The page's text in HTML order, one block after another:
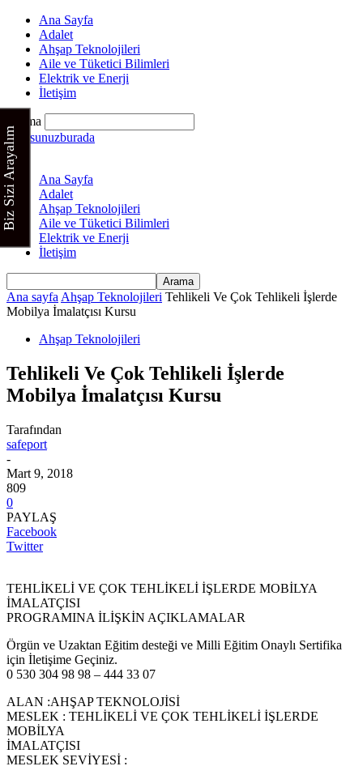
Ana Sayfa
Adalet
Ahşap Teknolojileri
Aile ve Tüketici Bilimleri
Elektrik ve Enerji
İletişim
Arama
Kursunuzburada
Ana Sayfa
Adalet
Ahşap Teknolojileri
Aile ve Tüketici Bilimleri
Elektrik ve Enerji
İletişim
Ana sayfa Ahşap Teknolojileri Tehlikeli Ve Çok Tehlikeli İşlerde
Mobilya İmalatçısı Kursu
Ahşap Teknolojileri
Tehlikeli Ve Çok Tehlikeli İşlerde
Mobilya İmalatçısı Kursu
Tarafından
safeport
-
Mart 9, 2018
809
0
PAYLAŞ
Facebook
Twitter
TEHLİKELİ VE ÇOK TEHLİKELİ İŞLERDE MOBİLYA
İMALATÇISI
PROGRAMINA İLİŞKİN AÇIKLAMALAR
Örgün ve Uzaktan Eğitim desteği ve Milli Eğitim Onaylı Sertifika
için İletişime Geçiniz.
0 530 304 98 98 – 444 33 07
ALAN :AHŞAP TEKNOLOJİSİ
MESLEK : TEHLİKELİ VE ÇOK TEHLİKELİ İŞLERDE
MOBİLYA
İMALATÇISI
MESLEK SEVİYESİ :
Biz Sizi Arayalım